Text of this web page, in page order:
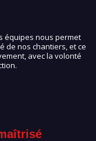
équipes nous permet
de nos chantiers, et ce
avec la volonté